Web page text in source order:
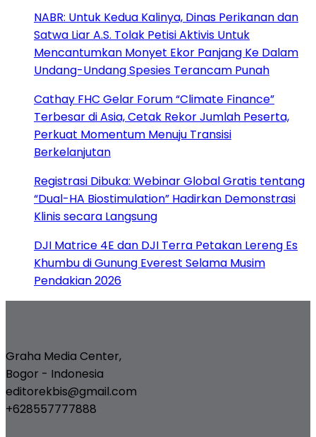
NABR: Untuk Kedua Kalinya, Dinas Perikanan dan
Satwa Liar A.S. Tolak Petisi Aktivis Untuk
Mencantumkan Monyet Ekor Panjang Ke Dalam
Undang-Undang Spesies Terancam Punah
Cathay FHC Gelar Forum “Climate Finance”
Terbesar di Asia, Cetak Rekor Jumlah Peserta,
Perkuat Momentum Menuju Transisi
Berkelanjutan
Registrasi Dibuka: Webinar Global Gratis tentang
“Dual-HA Biostimulation” Hadirkan Demonstrasi
Klinis secara Langsung
DJI Matrice 4E dan DJI Terra Petakan Lereng Es
Khumbu di Gunung Everest Selama Musim
Pendakian 2026
Graha Media Center,
Bogor - Indonesia
editorekbis@gmail.com
+628557777888